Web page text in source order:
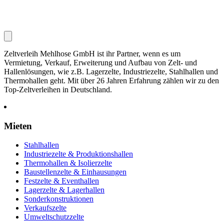
Zeltverleih Mehlhose GmbH ist ihr Partner, wenn es um
Vermietung, Verkauf, Erweiterung und Aufbau von Zelt- und
Hallenlösungen, wie z.B. Lagerzelte, Industriezelte, Stahlhallen und
Thermohallen geht. Mit über 26 Jahren Erfahrung zählen wir zu den
Top-Zeltverleihen in Deutschland.
Mieten
Stahlhallen
Industriezelte & Produktionshallen
Thermohallen & Isolierzelte
Baustellenzelte & Einhausungen
Festzelte & Eventhallen
Lagerzelte & Lagerhallen
Sonderkonstruktionen
Verkaufszelte
Umweltschutzzelte